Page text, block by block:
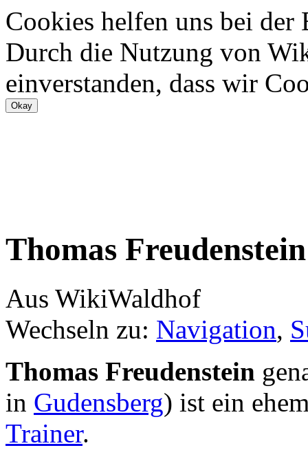
Cookies helfen uns bei
Durch die Nutzung von
einverstanden, dass wir
Thomas Freudenstein
Aus WikiWaldhof
Wechseln zu: Navigation,
Thomas Freudenstein
in Gudensberg) ist ein
Trainer.